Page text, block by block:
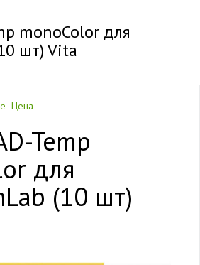
monoColor для
шт) Vita
Цена
Temp
для
(10 шт)